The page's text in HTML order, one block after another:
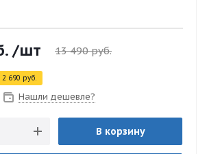
/шт 13 490руб.
2 690 руб.
Нашли дешевле?
В корзину